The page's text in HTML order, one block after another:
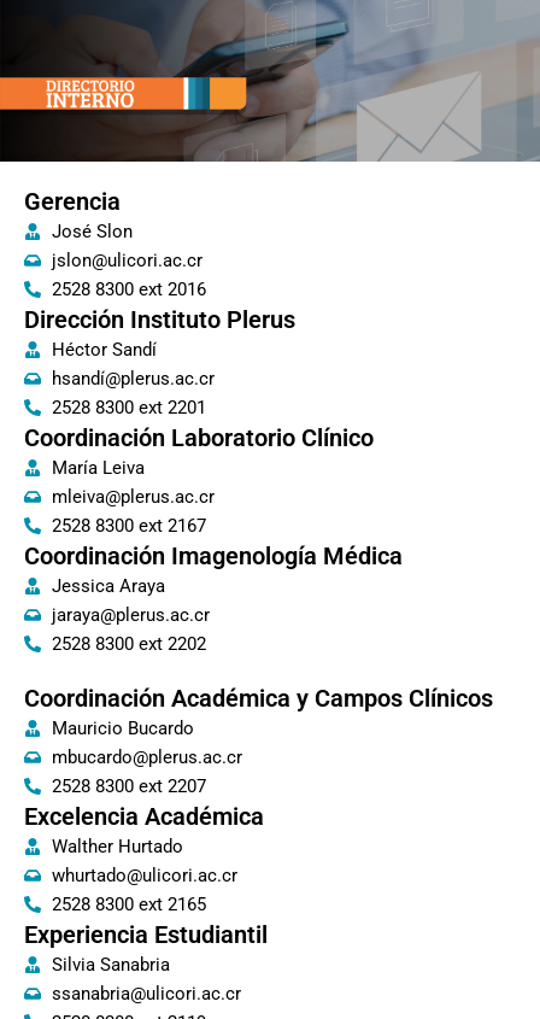
Gerencia
José Slon
jslon@ulicori.ac.cr
2528 8300 ext 2016
Dirección Instituto Plerus
Héctor Sandí
hsandí@plerus.ac.cr
2528 8300 ext 2201
Coordinación Laboratorio Clínico
María Leiva
mleiva@plerus.ac.cr
2528 8300 ext 2167
Coordinación Imagenología Médica
Jessica Araya
jaraya@plerus.ac.cr
2528 8300 ext 2202
Coordinación Académica y Campos Clínicos
Mauricio Bucardo
mbucardo@plerus.ac.cr
2528 8300 ext 2207
Excelencia Académica
Walther Hurtado
whurtado@ulicori.ac.cr
2528 8300 ext 2165
Experiencia Estudiantil
Silvia Sanabria
ssanabria@ulicori.ac.cr